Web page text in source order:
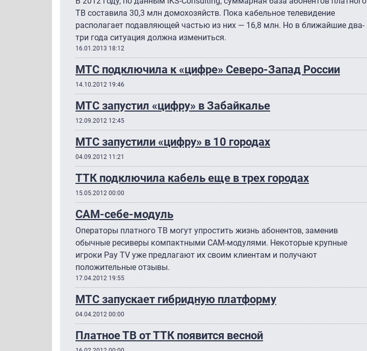
ТВ составила 30,3 млн домохозяйств. Пока кабельное телевидение
располагает подавляющей частью из них — 16,8 млн. Но в ближайшие два-
три года ситуация должна измениться.
16.01.2013 18:12
МТС подключила к «цифре» Северо-Запад России
14.10.2012 19:46
МТС запустил «цифру» в Забайкалье
12.09.2012 12:45
МТС запустили «цифру» в 10 городах
04.09.2012 11:21
ТТК подключила кабель еще в трех городах
15.05.2012 00:00
CAM-себе-модуль
Операторы платного ТВ могут упростить жизнь абонентов, заменив
обычные ресиверы компактными CAM-модулями. Некоторые крупные
игроки Pay TV уже предлагают их своим клиентам и получают
положительные отзывы.
17.04.2012 19:55
МТС запускает гибридную платформу
04.04.2012 00:00
Платное ТВ от ТТК появится весной